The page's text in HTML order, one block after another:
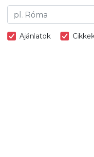
Ajánlatok